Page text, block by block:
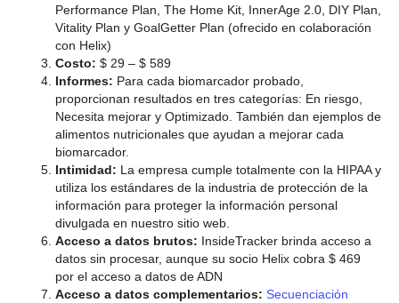
Performance Plan, The Home Kit, InnerAge 2.0, DIY Plan,
Vitality Plan y GoalGetter Plan (ofrecido en colaboración
con Helix)
Costo: $ 29 – $ 589
Informes: Para cada biomarcador probado,
proporcionan resultados en tres categorías: En riesgo,
Necesita mejorar y Optimizado. También dan ejemplos de
alimentos nutricionales que ayudan a mejorar cada
biomarcador.
Intimidad: La empresa cumple totalmente con la HIPAA y
utiliza los estándares de la industria de protección de la
información para proteger la información personal
divulgada en nuestro sitio web.
Acceso a datos brutos: InsideTracker brinda acceso a
datos sin procesar, aunque su socio Helix cobra $ 469
por el acceso a datos de ADN
Acceso a datos complementarios: Secuenciación